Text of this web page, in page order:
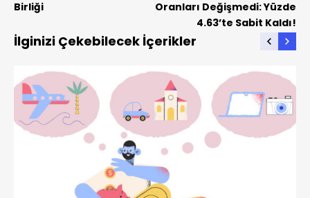
Birliği
Oranları Değişmedi: Yüzde
4.63’te Sabit Kaldı!
İlginizi Çekebilecek İçerikler